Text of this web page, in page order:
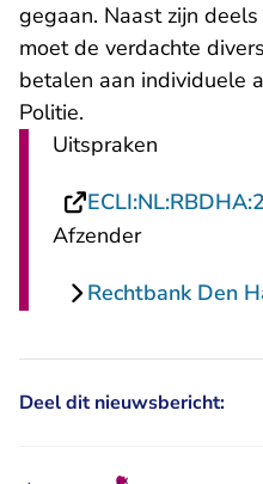
gegaan. Naast zijn
moet de verdachte
betalen aan individuele
Politie.
Uitspraken
Afzender
Rechtbank Den
Deel dit nieuwsbericht: